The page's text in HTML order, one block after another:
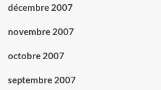
décembre 2007
novembre 2007
octobre 2007
septembre 2007